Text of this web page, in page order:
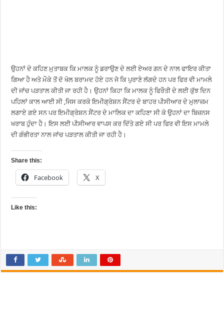
ਉਹਨਾਂ ਦੇ ਕਹਿਣ ਮੁਤਾਬਕ ਕਿ ਮਾਲਕ ਨੂੰ ਡਰਾਉਣ ਦੇ ਲਈ ਏਅਰ ਗਨ ਦੇ ਨਾਲ ਫਾਇਰ ਕੀਤਾ
ਗਿਆ ਹੈ ਅਤੇ ਮੌਕੇ ਤੋਂ ਦੋ ਖੋਲ ਬਰਾਮਦ ਹੋਏ ਹਨ ਜੋ ਕਿ ਪੁਰਾਣੇ ਲੱਗਦੇ ਹਨ ਪਰ ਫਿਰ ਵੀ ਮਾਮਲੇ
ਦੀ ਜਾਂਚ ਪੜਤਾਲ ਕੀਤੀ ਜਾ ਰਹੀ ਹੈ। ਉਹਨਾਂ ਕਿਹਾ ਕਿ ਮਾਲਕ ਨੂੰ ਫਿਰੌਤੀ ਦੇ ਲਈ ਕੁੱਝ ਦਿਨ
ਪਹਿਲਾਂ ਕਾਲ ਆਈ ਸੀ ,ਜਿਸ ਕਰਕੇ ਇਮੀਗ੍ਰੇਸ਼ਨ ਸੈਂਟਰ ਦੇ ਬਾਹਰ ਪੀਸੀਆਰ ਦੇ ਮੁਲਾਜ਼ਮ
ਲਗਾਏ ਗਏ ਸਨ ਪਰ ਇਮੀਗ੍ਰੇਸ਼ਨ ਸੈਂਟਰ ਦੇ ਮਾਲਿਕ ਦਾ ਕਹਿਣਾ ਸੀ ਕੇ ਉਹਨਾਂ ਦਾ ਬਿਜ਼ਨਸ
ਖਰਾਬ ਹੁੰਦਾ ਹੈ। ਇਸ ਲਈ ਪੀਸੀਆਰ ਵਾਪਸ ਕਰ ਦਿੱਤੇ ਗਏ ਸੀ ਪਰ ਫਿਰ ਵੀ ਇਸ ਮਾਮਲੇ
ਦੀ ਗੰਭੀਰਤਾ ਨਾਲ ਜਾਂਚ ਪੜਤਾਲ ਕੀਤੀ ਜਾ ਰਹੀ ਹੈ।
Share this:
Facebook X
Like this: